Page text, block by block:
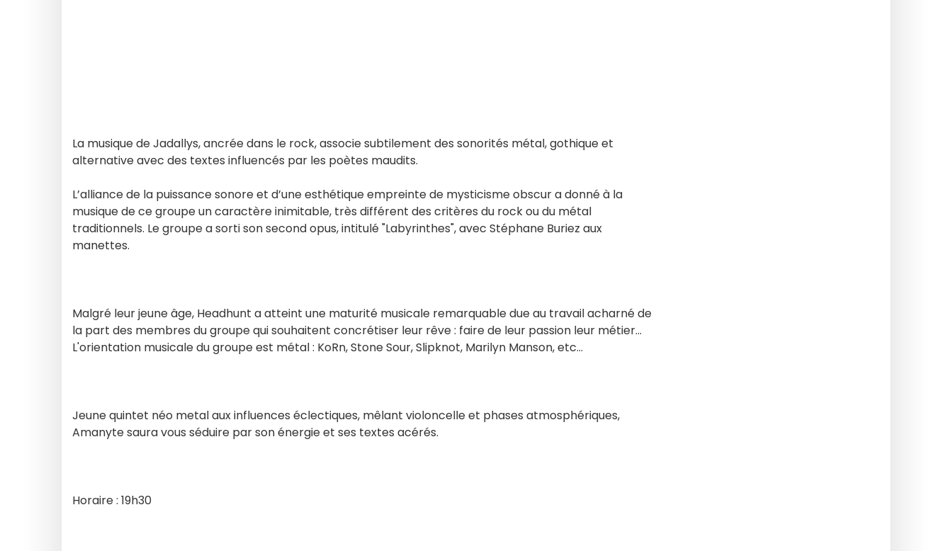
La musique de Jadallys, ancrée dans le rock, associe subtilement des sonorités métal, gothique et
alternative avec des textes influencés par les poètes maudits.
L’alliance de la puissance sonore et d’une esthétique empreinte de mysticisme obscur a donné à la
musique de ce groupe un caractère inimitable, très différent des critères du rock ou du métal
traditionnels. Le groupe a sorti son second opus, intitulé "Labyrinthes", avec Stéphane Buriez aux
manettes.
Malgré leur jeune âge, Headhunt a atteint une maturité musicale remarquable due au travail acharné de
la part des membres du groupe qui souhaitent concrétiser leur rêve : faire de leur passion leur métier...
L'orientation musicale du groupe est métal : KoRn, Stone Sour, Slipknot, Marilyn Manson, etc...
Jeune quintet néo metal aux influences éclectiques, mêlant violoncelle et phases atmosphériques,
Amanyte saura vous séduire par son énergie et ses textes acérés.
Horaire : 19h30